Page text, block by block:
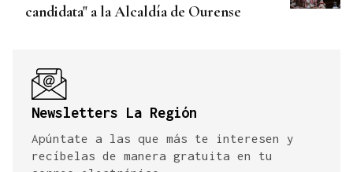
candidata" a la Alcaldía de Ourense
Newsletters La Región
Apúntate a las que más te interesen y
recíbelas de manera gratuita en tu